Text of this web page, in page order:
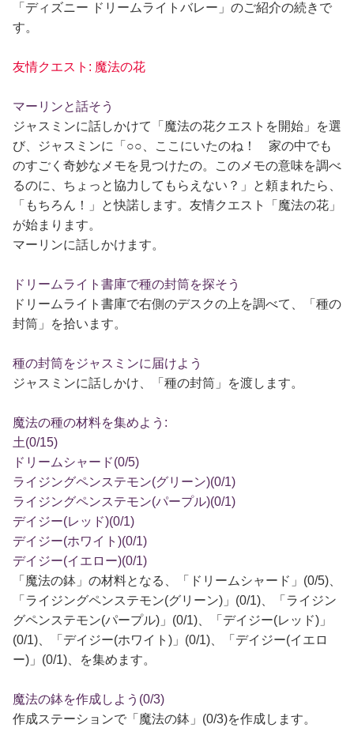
「ディズニー ドリームライトバレー」のご紹介の続きで
す。
友情クエスト: 魔法の花
マーリンと話そう
ジャスミンに話しかけて「魔法の花クエストを開始」を選
び、ジャスミンに「○○、ここにいたのね！ 家の中でも
のすごく奇妙なメモを見つけたの。このメモの意味を調べ
るのに、ちょっと協力してもらえない？」と頼まれたら、
「もちろん！」と快諾します。友情クエスト「魔法の花」
が始まります。
マーリンに話しかけます。
ドリームライト書庫で種の封筒を探そう
ドリームライト書庫で右側のデスクの上を調べて、「種の
封筒」を拾います。
種の封筒をジャスミンに届けよう
ジャスミンに話しかけ、「種の封筒」を渡します。
魔法の種の材料を集めよう:
土(0/15)
ドリームシャード(0/5)
ライジングペンステモン(グリーン)(0/1)
ライジングペンステモン(パープル)(0/1)
デイジー(レッド)(0/1)
デイジー(ホワイト)(0/1)
デイジー(イエロー)(0/1)
「魔法の鉢」の材料となる、「ドリームシャード」(0/5)、
「ライジングペンステモン(グリーン)」(0/1)、「ライジン
グペンステモン(パープル)」(0/1)、「デイジー(レッド)」
(0/1)、「デイジー(ホワイト)」(0/1)、「デイジー(イエロ
ー)」(0/1)、を集めます。
魔法の鉢を作成しよう(0/3)
作成ステーションで「魔法の鉢」(0/3)を作成します。